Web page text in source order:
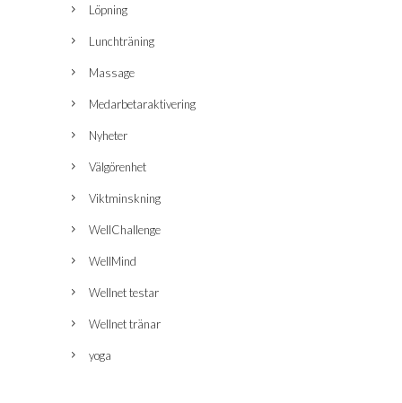
Löpning
Lunchträning
Massage
Medarbetaraktivering
Nyheter
Välgörenhet
Viktminskning
WellChallenge
WellMind
Wellnet testar
Wellnet tränar
yoga